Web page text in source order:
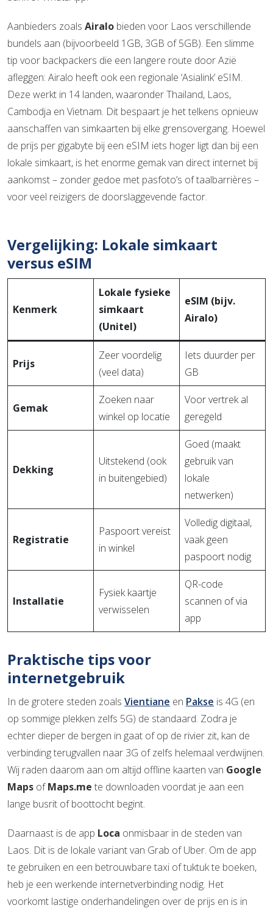
Aanbieders zoals Airalo bieden voor Laos verschillende
bundels aan (bijvoorbeeld 1GB, 3GB of 5GB). Een slimme
tip voor backpackers die een langere route door Azië
afleggen: Airalo heeft ook een regionale ‘Asialink’ eSIM.
Deze werkt in 14 landen, waaronder Thailand, Laos,
Cambodja en Vietnam. Dit bespaart je het telkens opnieuw
aanschaffen van simkaarten bij elke grensovergang. Hoewel
de prijs per gigabyte bij een eSIM iets hoger ligt dan bij een
lokale simkaart, is het enorme gemak van direct internet bij
aankomst – zonder gedoe met pasfoto’s of taalbarrières –
voor veel reizigers de doorslaggevende factor.
Vergelijking: Lokale simkaart
versus eSIM
Kenmerk
Lokale fysieke
simkaart
(Unitel)
eSIM (bijv.
Airalo)
Prijs
Zeer voordelig
(veel data)
Iets duurder per
GB
Gemak
Zoeken naar
winkel op locatie
Voor vertrek al
geregeld
Dekking
Uitstekend (ook
in buitengebied)
Goed (maakt
gebruik van
lokale
netwerken)
Registratie
Paspoort vereist
in winkel
Volledig digitaal,
vaak geen
paspoort nodig
Installatie
Fysiek kaartje
verwisselen
QR-code
scannen of via
app
Praktische tips voor
internetgebruik
In de grotere steden zoals Vientiane en Pakse is 4G (en
op sommige plekken zelfs 5G) de standaard. Zodra je
echter dieper de bergen in gaat of op de rivier zit, kan de
verbinding terugvallen naar 3G of zelfs helemaal verdwijnen.
Wij raden daarom aan om altijd offline kaarten van Google
Maps ofMaps.me te downloaden voordat je aan een
lange busrit of boottocht begint.
Daarnaast is de app Loca onmisbaar in de steden van
Laos. Dit is de lokale variant van Grab of Uber. Om de app
te gebruiken en een betrouwbare taxi of tuktuk te boeken,
heb je een werkende internetverbinding nodig. Het
voorkomt lastige onderhandelingen over de prijs en is in